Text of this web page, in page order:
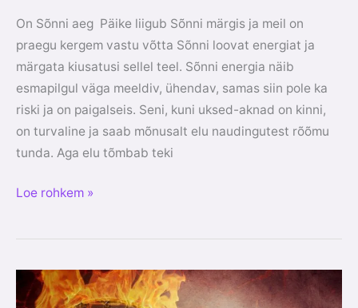
On Sõnni aeg Päike liigub Sõnni märgis ja meil on
praegu kergem vastu võtta Sõnni loovat energiat ja
märgata kiusatusi sellel teel. Sõnni energia näib
esmapilgul väga meeldiv, ühendav, samas siin pole ka
riski ja on paigalseis. Seni, kuni uksed-aknad on kinni,
on turvaline ja saab mõnusalt elu naudingutest rõõmu
tunda. Aga elu tõmbab teki
Loe rohkem »
Jäära
aeg